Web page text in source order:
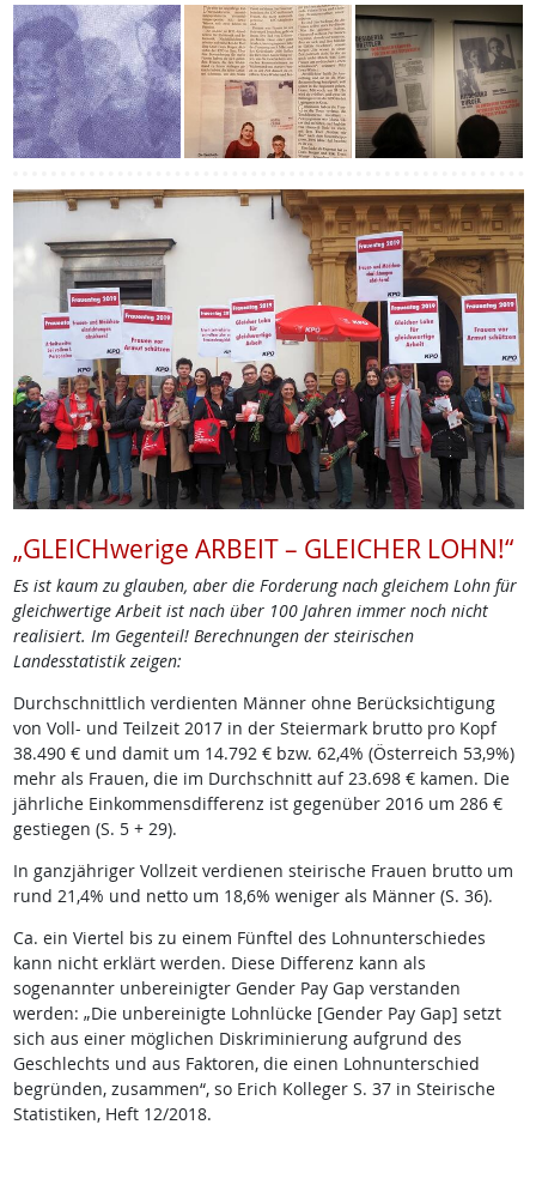
„GLEICHwerige ARBEIT – GLEICHER LOHN!“
Es ist kaum zu glauben, aber die Forderung nach gleichem Lohn für
gleichwertige Arbeit ist nach über 100 Jahren immer noch nicht
realisiert. Im Gegenteil! Berechnungen der steirischen
Landesstatistik zeigen:
Durchschnittlich verdienten Männer ohne Berücksichtigung
von Voll- und Teilzeit 2017 in der Steiermark brutto pro Kopf
38.490 € und damit um 14.792 € bzw. 62,4% (Österreich 53,9%)
mehr als Frauen, die im Durchschnitt auf 23.698 € kamen. Die
jährliche Einkommensdifferenz ist gegenüber 2016 um 286 €
gestiegen (S. 5 + 29).
In ganzjähriger Vollzeit verdienen steirische Frauen brutto um
rund 21,4% und netto um 18,6% weniger als Männer (S. 36).
Ca. ein Viertel bis zu einem Fünftel des Lohnunterschiedes
kann nicht erklärt werden. Diese Differenz kann als
sogenannter unbereinigter Gender Pay Gap verstanden
werden: „Die unbereinigte Lohnlücke [Gender Pay Gap] setzt
sich aus einer möglichen Diskriminierung aufgrund des
Geschlechts und aus Faktoren, die einen Lohnunterschied
begründen, zusammen“, so Erich Kolleger S. 37 in Steirische
Statistiken, Heft 12/2018.